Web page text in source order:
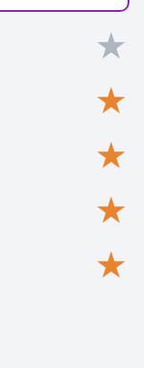
★
★
★
★
★